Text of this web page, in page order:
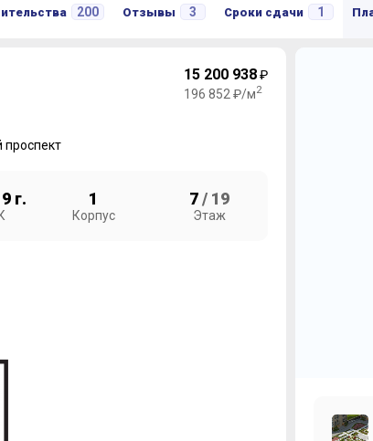
200 Отзывы 3 Сроки сдачи 1
15 200 938₽
196 852 ₽/м2
проспект
г. 1
Корпус
7/ 19
Этаж